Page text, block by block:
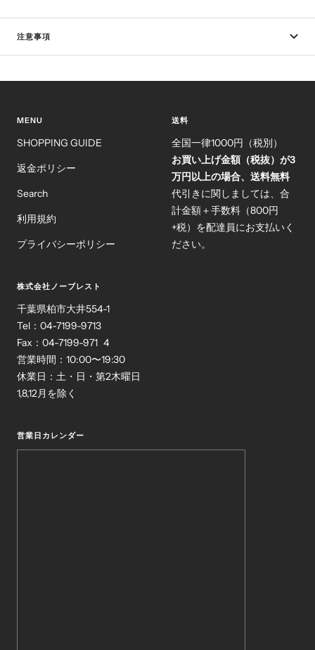
注意事項
MENU
SHOPPING GUIDE
返金ポリシー
Search
利用規約
プライバシーポリシー
送料
全国一律1000円（税別）
お買い上げ金額（税抜）が3
万円以上の場合、送料無料
代引きに関しましては、合
計金額＋手数料（800円
+税）を配達員にお支払いく
ださい。
株式会社ノーブレスト
千葉県柏市大井554-1
Tel：04-7199-9713
Fax：04-7199-971 4
営業時間：10:00〜19:30
休業日：土・日・第2木曜日
1,8,12月を除く
営業日カレンダー